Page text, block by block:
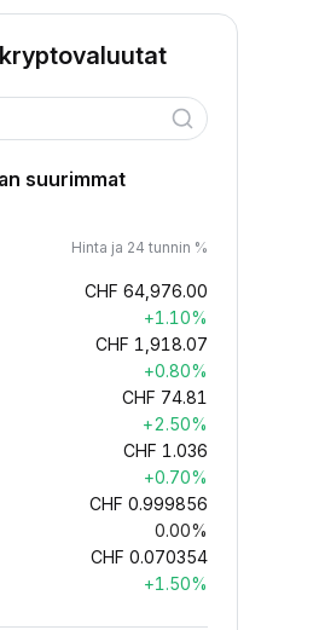
suurimmat
Hinta ja 24 tunnin %
CHF 64,976.00
+1.10%
CHF 1,918.07
+0.80%
CHF 74.81
+2.50%
CHF 1.036
+0.70%
CHF 0.999856
0.00%
CHF 0.070354
+1.50%